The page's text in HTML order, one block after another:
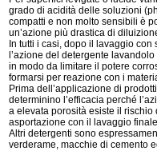
grado di acidità delle soluzioni
compatti e non molto sensibili è
un’azione più drastica di
In tutti i casi, dopo il lavaggio
l’azione del detergente
in modo da limitare il potere
formarsi per reazione con i
Prima dell’applicazione di
determinino l’efficacia perché
a elevata porosità esiste il
asportazione con il lavaggio
Altri detergenti sono
verderame, macchie di cemento